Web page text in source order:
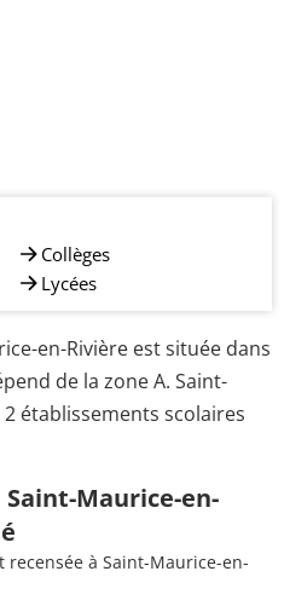
Collèges
Lycées
en-Rivière est située dans
de la zone A. Saint-
établissements scolaires
Maurice-en-
recensée à Saint-Maurice-en-